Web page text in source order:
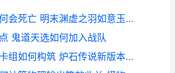
明末渊虚之羽如何会死亡 明末渊虚之羽如意玉佩在哪
鬼道天选如何加入战队
炉石传说野兽猎卡组如何构筑 炉石传说新版本野兽猎怎么打